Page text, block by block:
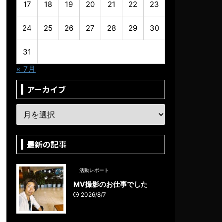
17 18 19 20 21 22 23
24 25 26 27 28 29 30
31
« 7月
アーカイブ
最新の記事
活動レポート
MV撮影のお仕事でした
2026/8/7